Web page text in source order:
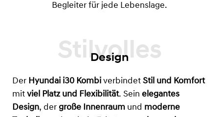
Begleiter für jede Lebenslage.
Design
Der Hyundai i30 Kombi verbindet Stil und Komfort
mit viel Platz und Flexibilität. Sein elegantes
Design, der große Innenraum und moderne